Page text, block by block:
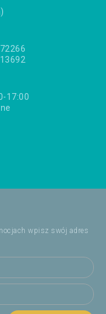
17:00
wpisz swój adres